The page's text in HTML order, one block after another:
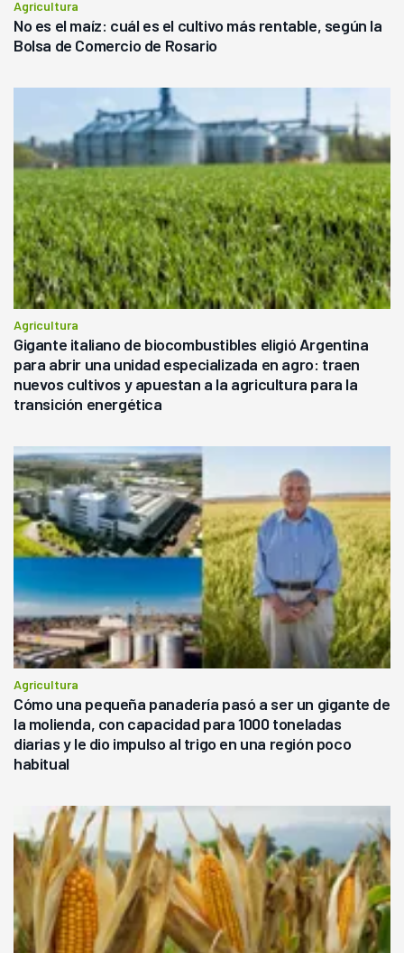
Agricultura
No es el maíz: cuál es el cultivo más rentable, según la
Bolsa de Comercio de Rosario
Agricultura
Gigante italiano de biocombustibles eligió Argentina
para abrir una unidad especializada en agro: traen
nuevos cultivos y apuestan a la agricultura para la
transición energética
Agricultura
Cómo una pequeña panadería pasó a ser un gigante de
la molienda, con capacidad para 1000 toneladas
diarias y le dio impulso al trigo en una región poco
habitual